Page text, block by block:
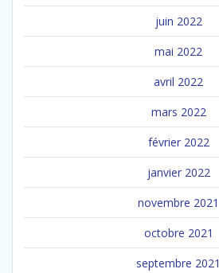
juin 2022
mai 2022
avril 2022
mars 2022
février 2022
janvier 2022
novembre 2021
octobre 2021
septembre 2021